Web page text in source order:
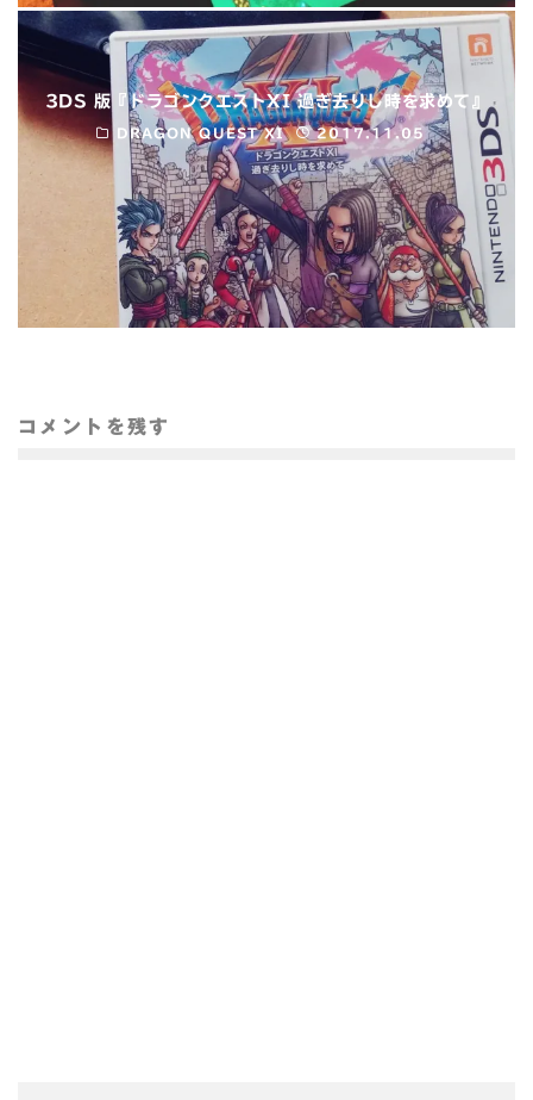
3DS 版『ドラゴンクエストXI 過ぎ去りし時を求めて』
DRAGON QUEST XI 2017.11.05
コメントを残す